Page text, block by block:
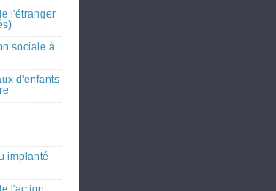
l'étranger
sociale à
d'enfants
implanté